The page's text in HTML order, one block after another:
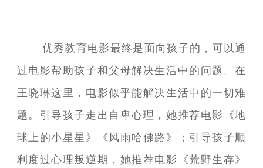
优秀教育电影最终是面向孩子的，可以通
过电影帮助孩子和父母解决生活中的问题。在
王晓琳这里，电影似乎能解决生活中的一切难
题。引导孩子走出自卑心理，她推荐电影《地
球上的小星星》《风雨哈佛路》；引导孩子顺
利度过心理叛逆期，她推荐电影《荒野生存》